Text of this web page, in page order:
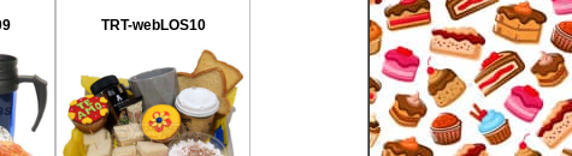
TRT-webLOS10